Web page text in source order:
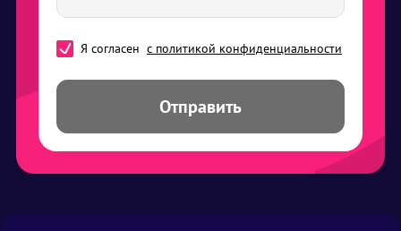
Я согласен с политикой конфиденциальности
Отправить